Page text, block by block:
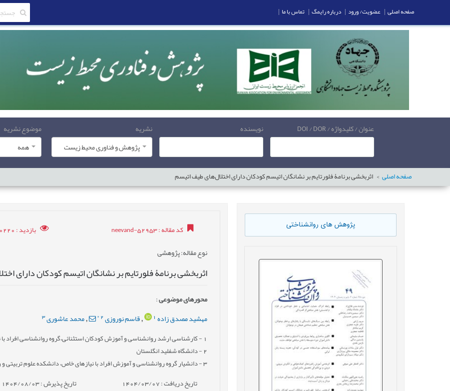
عنوان / کلیدواژه / DOI / DOR نویسنده
نشریه
پژوهش و فناوری محیط زیست
موضوع نشریه
همه
صفحه اصلی اثربخشی برنامۀ فلورتایم بر نشانگان اتیسم کودکان دارای اختلال‌های طیف اتیسم
پژوهش های روانشناختی کد مقاله: neevand-52953 بازدید: 10220
نوع مقاله: پژوهشی
اثربخشی برنامۀ فلورتایم بر نشانگان اتیسم کودکان دارای
محورهای موضوعی:
مهشید مصدق زاده 1
,قاسم نوروزی2
*
,محمد عاشوری3
1 - کارشناسی ارشد روانشناسی و آموزش کودکان استثنائی،گروه روانشناسی افراد با
2- دانشگاه شفلید انگلستان
3- دانشیار گروه روانشناسی و آموزش افراد با نیازهای خاص، دانشکده علوم تربیتی و
تاریخ دریافت : 1404/03/07 تاریخ پذیرش : 1404/08/03
صفحه اصلی | عضویت/ ورود | درباره رایمگ | تماس با ما |